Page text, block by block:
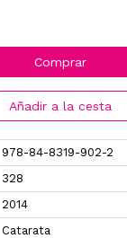
Comprar
Añadir a la cesta
978-84-8319-902-2
328
2014
Catarata